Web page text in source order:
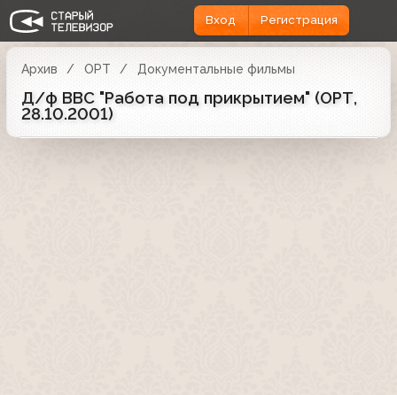
Вход Регистрация
Архив ОРТ Документальные фильмы
Д/ф BBC "Работа под прикрытием" (ОРТ,
28.10.2001)